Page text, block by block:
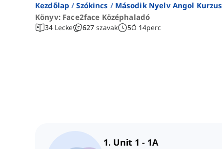
Kezdőlap Szókincs
Második Nyelv Angol
Könyv: Face2face Középhaladó
34 Lecke 627 szavak 5Ó 14perc
1. Unit 1 - 1A